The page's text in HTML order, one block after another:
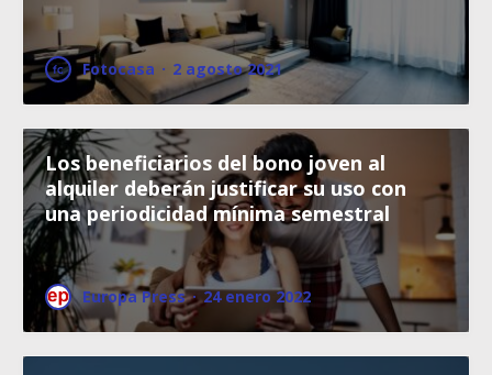
Fotocasa · 2 agosto 2021
Los beneficiarios del bono joven al
alquiler deberán justificar su uso con
una periodicidad mínima semestral
Europa Press · 24 enero 2022